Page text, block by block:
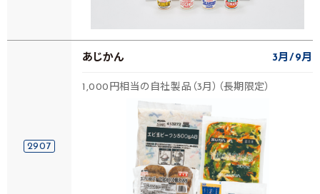
2907
あじかん 3月 9月
1,000円相当の自社製品（3月）（長期限定）